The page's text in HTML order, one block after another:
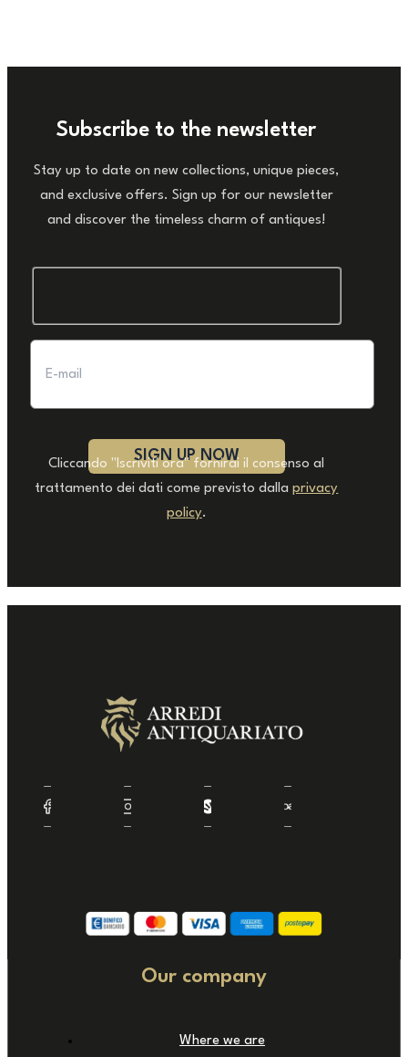
Subscribe to the newsletter
Stay up to date on new collections, unique pieces,
and exclusive offers. Sign up for our newsletter
and discover the timeless charm of antiques!
Cliccando "Iscriviti ora" fornirai il consenso al
trattamento dei dati come previsto dallaprivacy
policy.
Our company
Where we are